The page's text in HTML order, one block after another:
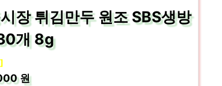
장 튀김만두 원조 SBS생방
개 8g
원